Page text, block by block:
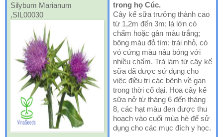
Silybum Marianum
,SIL00030
trong họ Cúc.
Cây kế sữa trưởng thành cao
từ 1,2m đến 3m; lá lớn có
chấm hoặc gân màu trắng;
bông màu đỏ tím; trái nhỏ, có
vỏ cứng màu nâu bóng với
nhiều chấm. Trà làm từ cây kế
sữa đã được sử dụng cho
việc điều trị các bệnh về gan
trong thời cổ đại. Hoa cây kế
sữa nở từ tháng 6 đến tháng
8, các hạt màu đen được thu
hoạch vào cuối mùa hè để sử
dụng cho các mục đích y học.